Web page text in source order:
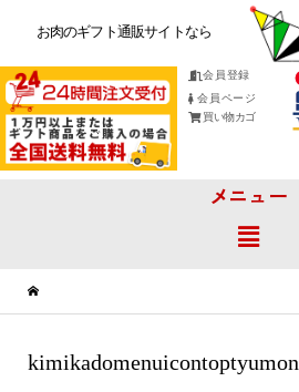
お肉のギフト通販サイトなら
会員登録
会員ページ
買い物カゴ
メニュー
kimikadomenuicontoptyumon